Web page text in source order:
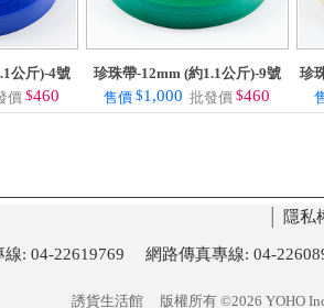
公斤)-4號
價 $460
珍珠帶-12mm (約1.1公斤)-9號
售價 $1,000 批發價 $460
珍
隱私
線: 04-22619769 網路傳真專線: 04-
誘貨生活館
版權所有 ©2026 YOHO